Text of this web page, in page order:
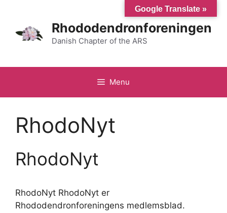
indhold
Rhododendronforeningen
Danish Chapter of the ARS
Menu
RhodoNyt
RhodoNyt
RhodoNyt RhodoNyt er
Rhododendronforeningens medlemsblad.
Google Translate »